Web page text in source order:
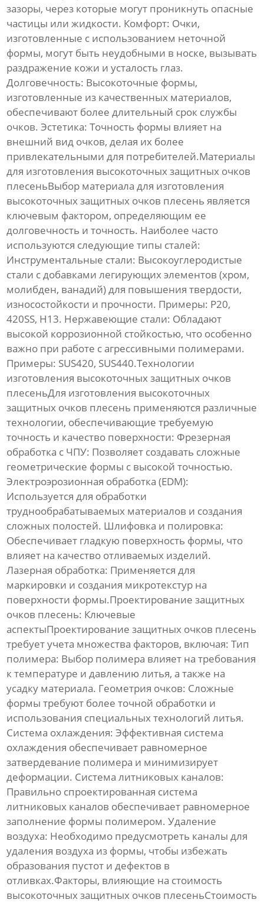
зазоры, через которые могут проникнуть опасные
частицы или жидкости. Комфорт: Очки,
изготовленные с использованием неточной
формы, могут быть неудобными в носке, вызывать
раздражение кожи и усталость глаз.
Долговечность: Высокоточные формы,
изготовленные из качественных материалов,
обеспечивают более длительный срок службы
очков.Эстетика: Точность формы влияет на
внешний вид очков, делая их более
привлекательными для потребителей.Материалы
для изготовления высокоточных защитных очков
плесеньВыбор материала для изготовления
высокоточных защитных очков плесень является
ключевым фактором, определяющим ее
долговечность и точность. Наиболее часто
используются следующие типы сталей:
Инструментальные стали: Высокоуглеродистые
стали с добавками легирующих элементов (хром,
молибден, ванадий) для повышения твердости,
износостойкости и прочности. Примеры: P20,
420SS, H13. Нержавеющие стали: Обладают
высокой коррозионной стойкостью, что особенно
важно при работе с агрессивными полимерами.
Примеры: SUS420, SUS440.Технологии
изготовления высокоточных защитных очков
плесеньДля изготовления высокоточных
защитных очков плесень применяются различные
технологии, обеспечивающие требуемую
точность и качество поверхности: Фрезерная
обработка с ЧПУ: Позволяет создавать сложные
геометрические формы с высокой точностью.
Электроэрозионная обработка (EDM):
Используется для обработки
труднообрабатываемых материалов и создания
сложных полостей. Шлифовка и полировка:
Обеспечивает гладкую поверхность формы, что
влияет на качество отливаемых изделий.
Лазерная обработка: Применяется для
маркировки и создания микротекстур на
поверхности формы.Проектированиезащитных
очков плесень: Ключевые
аспектыПроектированиезащитных очков плесень
требует учета множества факторов, включая:Тип
полимера: Выбор полимера влияет на требования
к температуре и давлению литья, а также на
усадку материала. Геометрия очков: Сложные
формы требуют более точной обработки и
использования специальных технологий литья.
Система охлаждения: Эффективная система
охлаждения обеспечивает равномерное
затвердевание полимера и минимизирует
деформации. Система литниковых каналов:
Правильно спроектированная система
литниковых каналов обеспечивает равномерное
заполнение формы полимером.Удаление
воздуха: Необходимо предусмотреть каналы для
удаления воздуха из формы, чтобы избежать
образования пустот и дефектов в
отливках.Факторы, влияющие на стоимость
высокоточных защитных очков плесеньСтоимость